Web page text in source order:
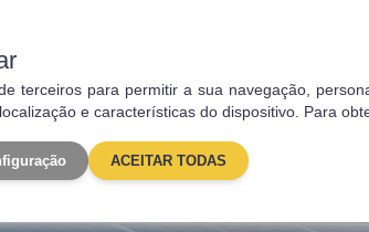
Autoconsumo Energia solar
terceiros para permitir a sua navegação,
e características do dispositivo. Para
ACEITAR TODAS